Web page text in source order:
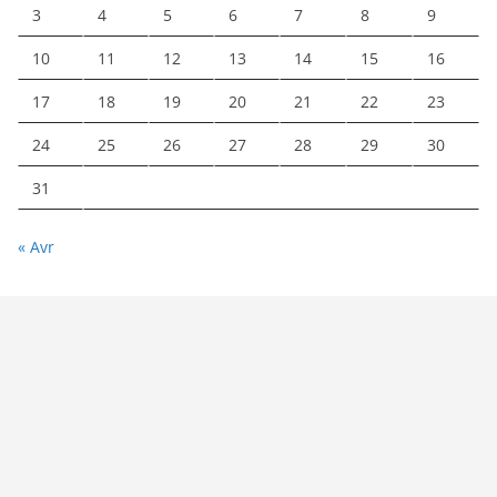
3 4 5 6 7 8 9
10 11 12 13 14 15 16
17 18 19 20 21 22 23
24 25 26 27 28 29 30
31
« Avr